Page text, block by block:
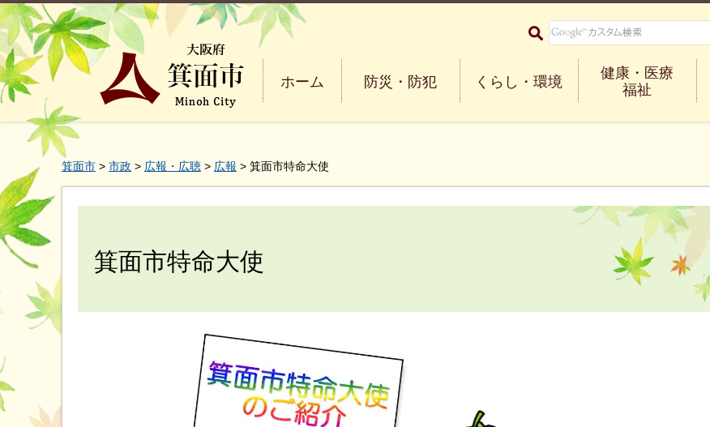
大阪府箕面市 Minoh City
ホーム 防災・防犯 くらし・環境
健康・医療
福祉
箕面市 > 市政 > 広報・広聴 > 広報 > 箕面市特命大使
箕面市特命大使